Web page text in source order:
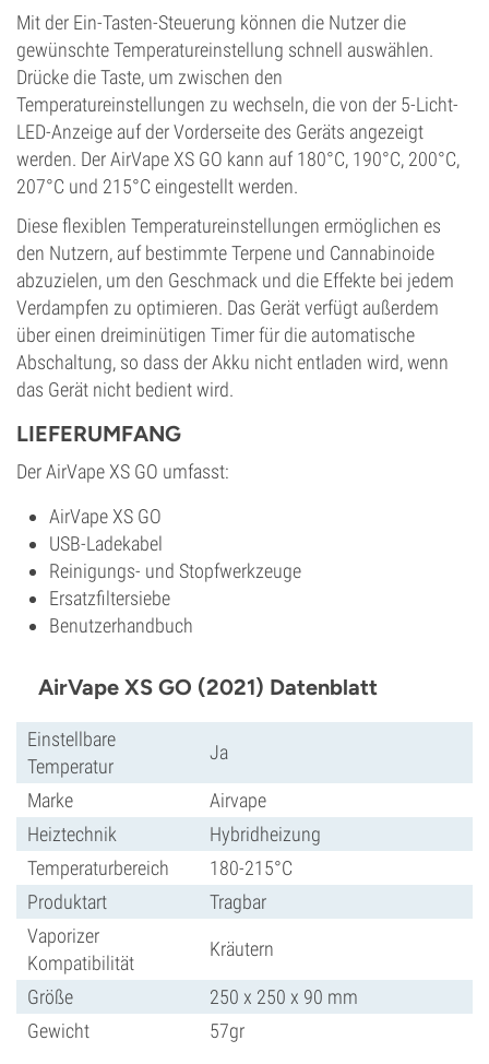
Mit der Ein-Tasten-Steuerung können die Nutzer die
gewünschte Temperatureinstellung schnell auswählen.
Drücke die Taste, um zwischen den
Temperatureinstellungen zu wechseln, die von der 5-Licht-
LED-Anzeige auf der Vorderseite des Geräts angezeigt
werden. Der AirVape XS GO kann auf 180°C, 190°C, 200°C,
207°C und 215°C eingestellt werden.
Diese flexiblen Temperatureinstellungen ermöglichen es
den Nutzern, auf bestimmte Terpene und Cannabinoide
abzuzielen, um den Geschmack und die Effekte bei jedem
Verdampfen zu optimieren. Das Gerät verfügt außerdem
über einen dreiminütigen Timer für die automatische
Abschaltung, so dass der Akku nicht entladen wird, wenn
das Gerät nicht bedient wird.
LIEFERUMFANG
Der AirVape XS GO umfasst:
AirVape XS GO
USB-Ladekabel
Reinigungs- und Stopfwerkzeuge
Ersatzfiltersiebe
Benutzerhandbuch
AirVape XS GO (2021) Datenblatt
Einstellbare
Temperatur
Ja
Marke
Airvape
Heiztechnik
Hybridheizung
Temperaturbereich
180-215°C
Produktart
Tragbar
Vaporizer
Kompatibilität
Kräutern
Größe
250 x 250 x 90 mm
Gewicht
57gr